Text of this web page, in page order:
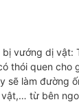
vướng dị vật:
thói quen cho
sẽ làm đường
từ bên